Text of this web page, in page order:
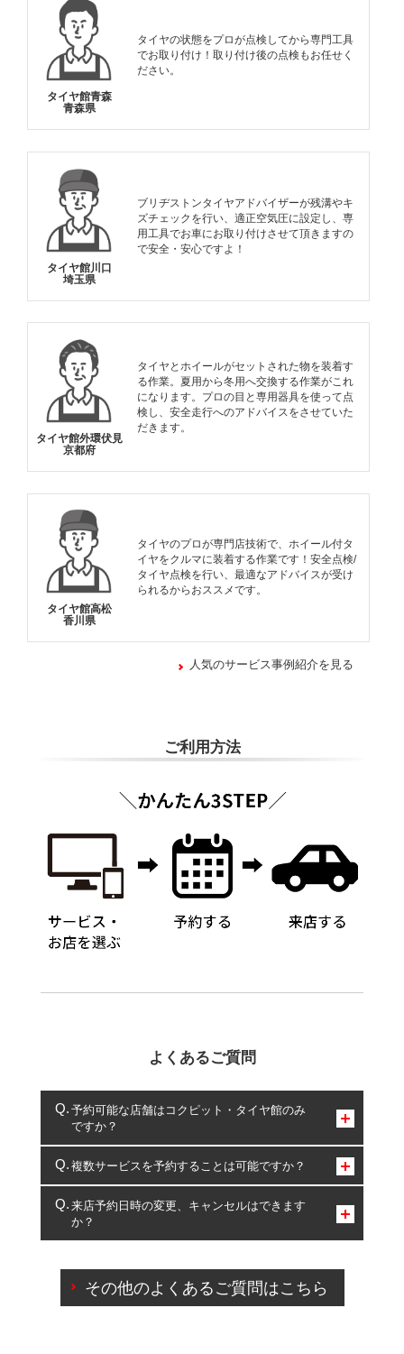
タイヤ館青森
青森県
タイヤの状態をプロが点検してから専門工具
でお取り付け！取り付け後の点検もお任せく
ださい。
タイヤ館川口
埼玉県
ブリヂストンタイヤアドバイザーが残溝やキ
ズチェックを行い、適正空気圧に設定し、専
用工具でお車にお取り付けさせて頂きますの
で安全・安心ですよ！
タイヤ館外環伏見
京都府
タイヤとホイールがセットされた物を装着す
る作業。夏用から冬用へ交換する作業がこれ
になります。プロの目と専用器具を使って点
検し、安全走行へのアドバイスをさせていた
だきます。
タイヤ館高松
香川県
タイヤのプロが専門店技術で、ホイール付タ
イヤをクルマに装着する作業です！安全点検/
タイヤ点検を行い、最適なアドバイスが受け
られるからおススメです。
人気のサービス事例紹介を見る
ご利用方法
よくあるご質問
予約可能な店舗はコクピット・タイヤ館のみ
ですか？
コクピット・タイヤ館のみとなります。
複数サービスを予約することは可能ですか？
複数サービスのご予約は可能です。
一部の商品・サービスの組み合わせに限り、同時にご予約が
出来ないものもございます。
来店予約日時の変更、キャンセルはできます
か？
ご来店予約日の3営業日前を過ぎている場合のご予約
の日時変更につきましては、直接ご予約の店舗まで
その他のよくあるご質問はこちら